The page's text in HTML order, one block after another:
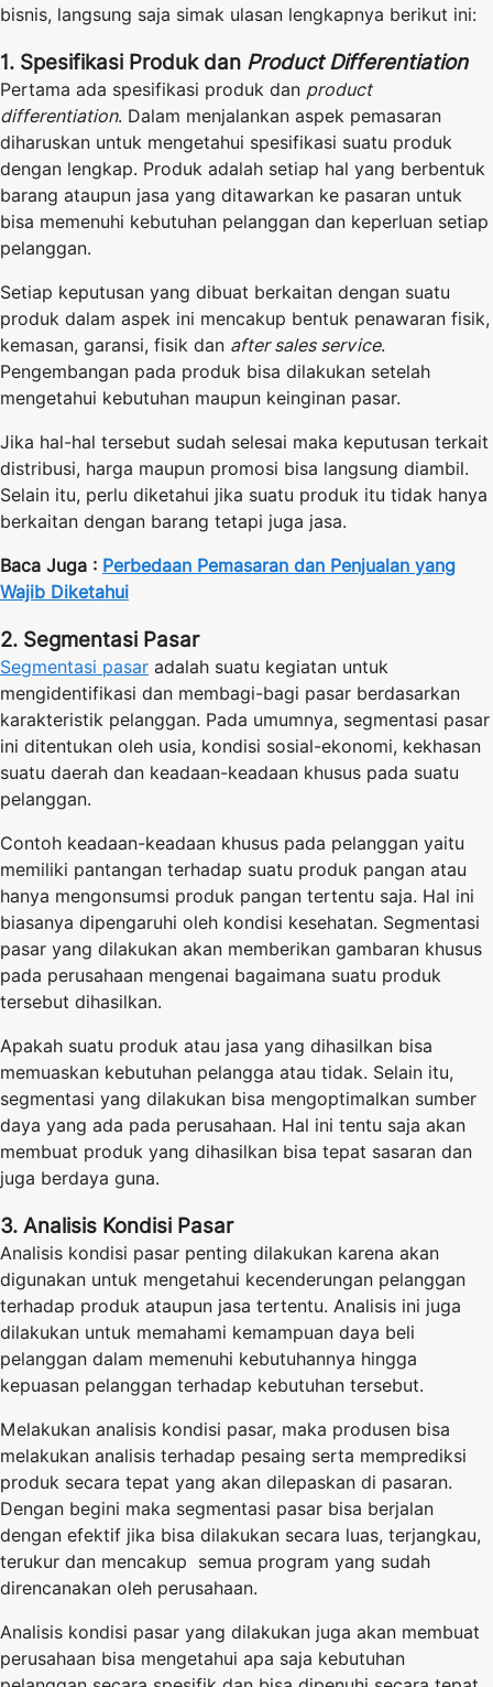
bisnis, langsung saja simak ulasan lengkapnya berikut ini:
1. Spesifikasi Produk dan Product Differentiation
Pertama ada spesifikasi produk dan product
differentiation. Dalam menjalankan aspek pemasaran
diharuskan untuk mengetahui spesifikasi suatu produk
dengan lengkap. Produk adalah setiap hal yang berbentuk
barang ataupun jasa yang ditawarkan ke pasaran untuk
bisa memenuhi kebutuhan pelanggan dan keperluan setiap
pelanggan.
Setiap keputusan yang dibuat berkaitan dengan suatu
produk dalam aspek ini mencakup bentuk penawaran fisik,
kemasan, garansi, fisik dan after sales service.
Pengembangan pada produk bisa dilakukan setelah
mengetahui kebutuhan maupun keinginan pasar.
Jika hal-hal tersebut sudah selesai maka keputusan terkait
distribusi, harga maupun promosi bisa langsung diambil.
Selain itu, perlu diketahui jika suatu produk itu tidak hanya
berkaitan dengan barang tetapi juga jasa.
Baca Juga : Perbedaan Pemasaran dan Penjualan yang
Wajib Diketahui
2. Segmentasi Pasar
Segmentasi pasar adalah suatu kegiatan untuk
mengidentifikasi dan membagi-bagi pasar berdasarkan
karakteristik pelanggan. Pada umumnya, segmentasi pasar
ini ditentukan oleh usia, kondisi sosial-ekonomi, kekhasan
suatu daerah dan keadaan-keadaan khusus pada suatu
pelanggan.
Contoh keadaan-keadaan khusus pada pelanggan yaitu
memiliki pantangan terhadap suatu produk pangan atau
hanya mengonsumsi produk pangan tertentu saja. Hal ini
biasanya dipengaruhi oleh kondisi kesehatan. Segmentasi
pasar yang dilakukan akan memberikan gambaran khusus
pada perusahaan mengenai bagaimana suatu produk
tersebut dihasilkan.
Apakah suatu produk atau jasa yang dihasilkan bisa
memuaskan kebutuhan pelangga atau tidak. Selain itu,
segmentasi yang dilakukan bisa mengoptimalkan sumber
daya yang ada pada perusahaan. Hal ini tentu saja akan
membuat produk yang dihasilkan bisa tepat sasaran dan
juga berdaya guna.
3. Analisis Kondisi Pasar
Analisis kondisi pasar penting dilakukan karena akan
digunakan untuk mengetahui kecenderungan pelanggan
terhadap produk ataupun jasa tertentu. Analisis ini juga
dilakukan untuk memahami kemampuan daya beli
pelanggan dalam memenuhi kebutuhannya hingga
kepuasan pelanggan terhadap kebutuhan tersebut.
Melakukan analisis kondisi pasar, maka produsen bisa
melakukan analisis terhadap pesaing serta memprediksi
produk secara tepat yang akan dilepaskan di pasaran.
Dengan begini maka segmentasi pasar bisa berjalan
dengan efektif jika bisa dilakukan secara luas, terjangkau,
terukur dan mencakup semua program yang sudah
direncanakan oleh perusahaan.
Analisis kondisi pasar yang dilakukan juga akan membuat
perusahaan bisa mengetahui apa saja kebutuhan